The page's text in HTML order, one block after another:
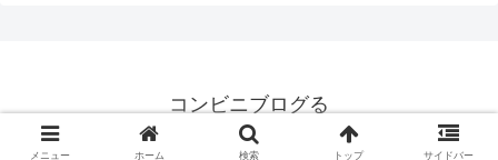
コンビニブログる
© 2008 コンビニブログる.
メニュー ホーム 検索 トップ サイドバー